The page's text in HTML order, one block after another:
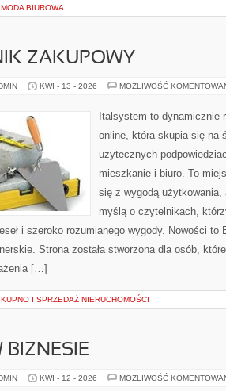
MODA BIUROWA
ZAKUPOWY
KWI - 13 - 2026 MOŻLIWOŚĆ
Italsystem to dynamicznie
online, która skupia się na
użytecznych
mieszkanie i biuro. To
się z wygodą użytkowania,
myślą o czytelnikach,
i szeroko rozumianego wygody. Nowości to
Strona została stworzona dla osób,
[…]
KUPNO I SPRZEDAŻ NIERUCHOMOŚCI
BIZNESIE
KWI - 12 - 2026 MOŻLIWOŚĆ